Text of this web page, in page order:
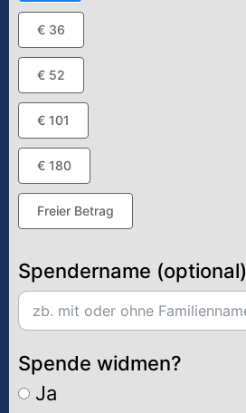
€ 36
€ 52
€ 101
€ 180
Freier Betrag
Spendername (optional)
Spende widmen?
Ja